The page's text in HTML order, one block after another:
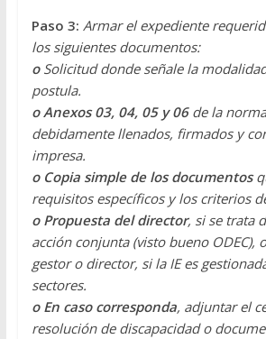
Paso 3: Armar el expediente
los siguientes documentos:
oSolicitud donde señale la
postula.
o Anexos 03, 04, 05 y 06de la
debidamente llenados, firmados y
impresa.
o Copia simple de los documentos
requisitos específicos y los criterios
o Propuesta del director, si se trata
acción conjunta (visto bueno ODEC),
gestor o director, si la IE es
sectores.
o En caso corresponda, adjuntar el
resolución de discapacidad o